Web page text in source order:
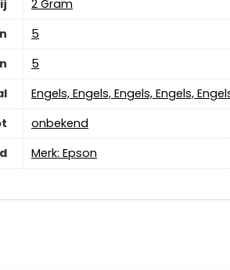
‎2 Gram
‎5
‎5
‎Engels, Engels, Engels, Engels,
‎onbekend
Merk: Epson